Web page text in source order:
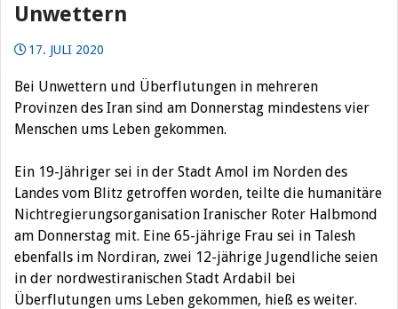
Unwettern
17. JULI 2020
Bei Unwettern und Überflutungen in mehreren
Provinzen des Iran sind am Donnerstag mindestens vier
Menschen ums Leben gekommen.
Ein 19-Jähriger sei in der Stadt Amol im Norden des
Landes vom Blitz getroffen worden, teilte die humanitäre
Nichtregierungsorganisation Iranischer Roter Halbmond
am Donnerstag mit. Eine 65-jährige Frau sei in Talesh
ebenfalls im Nordiran, zwei 12-jährige Jugendliche seien
in der nordwestiranischen Stadt Ardabil bei
Überflutungen ums Leben gekommen, hieß es weiter.